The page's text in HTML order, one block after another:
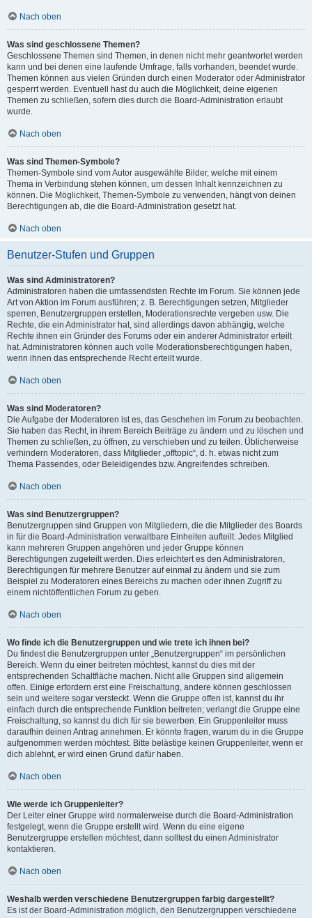
Nach oben
Was sind geschlossene Themen?
Geschlossene Themen sind Themen, in denen nicht mehr geantwortet werden
kann und bei denen eine laufende Umfrage, falls vorhanden, beendet wurde.
Themen können aus vielen Gründen durch einen Moderator oder Administrator
gesperrt werden. Eventuell hast du auch die Möglichkeit, deine eigenen
Themen zu schließen, sofern dies durch die Board-Administration erlaubt
wurde.
Nach oben
Was sind Themen-Symbole?
Themen-Symbole sind vom Autor ausgewählte Bilder, welche mit einem
Thema in Verbindung stehen können, um dessen Inhalt kennzeichnen zu
können. Die Möglichkeit, Themen-Symbole zu verwenden, hängt von deinen
Berechtigungen ab, die die Board-Administration gesetzt hat.
Nach oben
Benutzer-Stufen und Gruppen
Was sind Administratoren?
Administratoren haben die umfassendsten Rechte im Forum. Sie können jede
Art von Aktion im Forum ausführen; z. B. Berechtigungen setzen, Mitglieder
sperren, Benutzergruppen erstellen, Moderationsrechte vergeben usw. Die
Rechte, die ein Administrator hat, sind allerdings davon abhängig, welche
Rechte ihnen ein Gründer des Forums oder ein anderer Administrator erteilt
hat. Administratoren können auch volle Moderationsberechtigungen haben,
wenn ihnen das entsprechende Recht erteilt wurde.
Nach oben
Was sind Moderatoren?
Die Aufgabe der Moderatoren ist es, das Geschehen im Forum zu beobachten.
Sie haben das Recht, in ihrem Bereich Beiträge zu ändern und zu löschen und
Themen zu schließen, zu öffnen, zu verschieben und zu teilen. Üblicherweise
verhindern Moderatoren, dass Mitglieder „offtopic“, d. h. etwas nicht zum
Thema Passendes, oder Beleidigendes bzw. Angreifendes schreiben.
Nach oben
Was sind Benutzergruppen?
Benutzergruppen sind Gruppen von Mitgliedern, die die Mitglieder des Boards
in für die Board-Administration verwaltbare Einheiten aufteilt. Jedes Mitglied
kann mehreren Gruppen angehören und jeder Gruppe können
Berechtigungen zugeteilt werden. Dies erleichtert es den Administratoren,
Berechtigungen für mehrere Benutzer auf einmal zu ändern und sie zum
Beispiel zu Moderatoren eines Bereichs zu machen oder ihnen Zugriff zu
einem nichtöffentlichen Forum zu geben.
Nach oben
Wo finde ich die Benutzergruppen und wie trete ich ihnen bei?
Du findest die Benutzergruppen unter „Benutzergruppen“ im persönlichen
Bereich. Wenn du einer beitreten möchtest, kannst du dies mit der
entsprechenden Schaltfläche machen. Nicht alle Gruppen sind allgemein
offen. Einige erfordern erst eine Freischaltung, andere können geschlossen
sein und weitere sogar versteckt. Wenn die Gruppe offen ist, kannst du ihr
einfach durch die entsprechende Funktion beitreten; verlangt die Gruppe eine
Freischaltung, so kannst du dich für sie bewerben. Ein Gruppenleiter muss
daraufhin deinen Antrag annehmen. Er könnte fragen, warum du in die Gruppe
aufgenommen werden möchtest. Bitte belästige keinen Gruppenleiter, wenn er
dich ablehnt, er wird einen Grund dafür haben.
Nach oben
Wie werde ich Gruppenleiter?
Der Leiter einer Gruppe wird normalerweise durch die Board-Administration
festgelegt, wenn die Gruppe erstellt wird. Wenn du eine eigene
Benutzergruppe erstellen möchtest, dann solltest du einen Administrator
kontaktieren.
Nach oben
Weshalb werden verschiedene Benutzergruppen farbig dargestellt?
Es ist der Board-Administration möglich, den Benutzergruppen verschiedene